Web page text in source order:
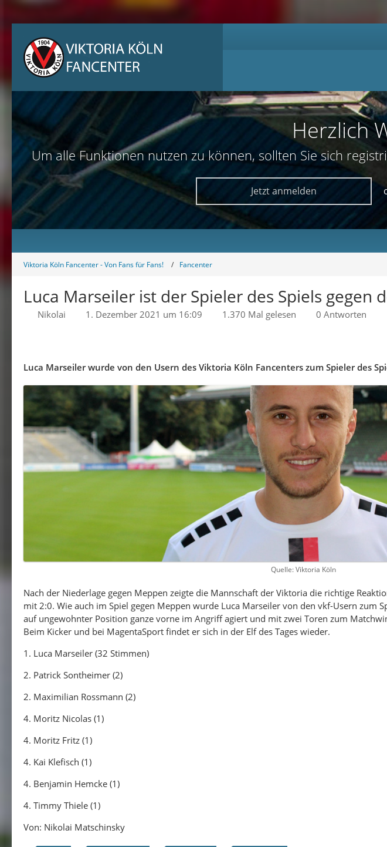
Herzlich
Um alle Funktionen nutzen zu können, sollten Sie sich
Jetzt anmelden
Viktoria Köln Fancenter - Von Fans für Fans! Fancenter
Luca Marseiler ist der Spieler des Spiels gegen
Nikolai 1. Dezember 2021 um 16:09 1.370 Mal gelesen 0 Antworten
Luca Marseiler wurde von den Usern des Viktoria Köln Fancenters zum Spieler des
Quelle: Viktoria Köln
Nach der Niederlage gegen Meppen zeigte die Mannschaft der Viktoria die richtige
mit 2:0. Wie auch im Spiel gegen Meppen wurde Luca Marseiler von den vkf-Usern zum
auf ungewohnter Position ganze vorne im Angriff agiert und mit zwei Toren zum
Beim Kicker und bei MagentaSport findet er sich in der Elf des Tages wieder.
1. Luca Marseiler (32 Stimmen)
2. Patrick Sontheimer (2)
2. Maximilian Rossmann (2)
4. Moritz Nicolas (1)
4. Moritz Fritz (1)
4. Kai Klefisch (1)
4. Benjamin Hemcke (1)
4. Timmy Thiele (1)
Von: Nikolai Matschinsky